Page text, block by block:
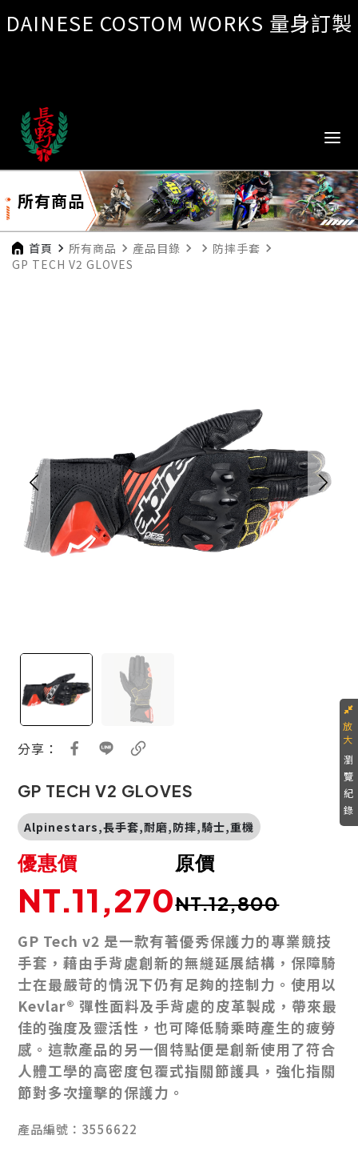
DAINESE COSTOM WORKS 量身訂製
所有商品
首頁 navigate_next 所有商品 navigate_next 產品目錄 navigate_next navigate_next 防摔手套 navigate_next
GP TECH V2 GLOVES
分享：
GP TECH V2 GLOVES
Alpinestars,長手套,耐磨,防摔,騎士,重機
原價
NT.12,800
優惠價
NT.11,270
GP Tech v2 是一款有著優秀保護力的專業競技
手套，藉由手背處創新的無縫延展結構，保障騎
士在最嚴苛的情況下仍有足夠的控制力。使用以
Kevlar® 彈性面料及手背處的皮革製成，帶來最
佳的強度及靈活性，也可降低騎乘時產生的疲勞
感。這款產品的另一個特點便是創新使用了符合
人體工學的高密度包覆式指關節護具，強化指關
節對多次撞擊的保護力。
產品編號：3556622
瀏
覽
紀
錄